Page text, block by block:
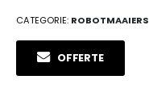
CATEGORIE: ROBOTMAAIERS
OFFERTE